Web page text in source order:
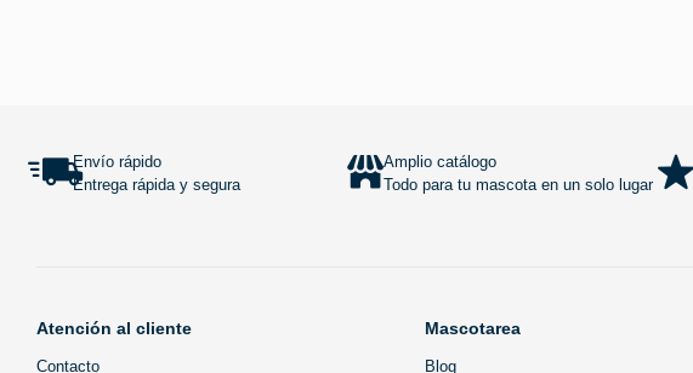
Envío rápido
Entrega rápida y segura
Amplio catálogo
Todo para tu mascota en un solo lugar
Atención al cliente
Contacto
Mascotarea
Blog